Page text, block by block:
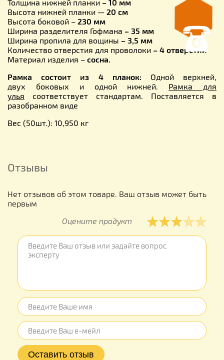
Толщина нижней планки – 10 мм
Высота нижней планки — 20 см
Высота боковой – 230 мм
Ширина разделителя Гофмана – 35 мм
Ширина пропила для вощины – 3,5 мм
Количество отверстия для проволоки – 4 отверстий
Материал изделия – сосна.
Рамка состоит из 4 планок: Одной верхней,
двух боковых и одной нижней. Рамка для
улья соответствует стандартам. Поставляется в
разобранном виде
Вес (50шт.): 10,950 кг
Отзывы
Нет отзывов об этом товаре. Ваш отзыв может быть
первым
Оцените продукт